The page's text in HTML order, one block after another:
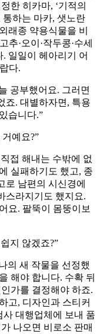
한 히카마, ‘기적의
통하는 마카, 샛노란
래종 약용식물을 비
추·오이·작두콩·수세
일일이 헤아리기 어
다.
공부했어요. 그러면
죠. 대별하자면, 특용
습니다.”
예요?”
접 해내는 수밖에 없
실패하기도 했고, 종
로 남편의 시신경에
스라지기도 했지요.
요. 팔뚝이 몸뚱이보
지 않겠죠?”
의 새 작물을 선정했
해야 합니다. 수확 뒤
가를 결정해야 하죠.
고, 디자인과 스티커
대행업체에 보내 품
나오면 비로소 판매